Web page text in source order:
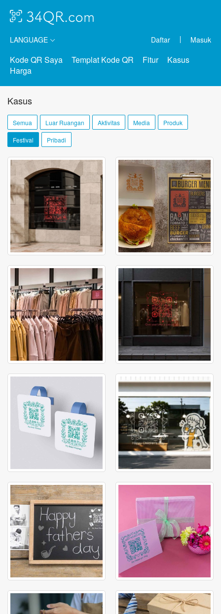
LANGUAGE Daftar Masuk
Kode QR Saya Templat Kode QR Fitur
Kasus
Harga
Kasus
Semua Luar Ruangan Aktivitas Media Produk
Festival Pribadi